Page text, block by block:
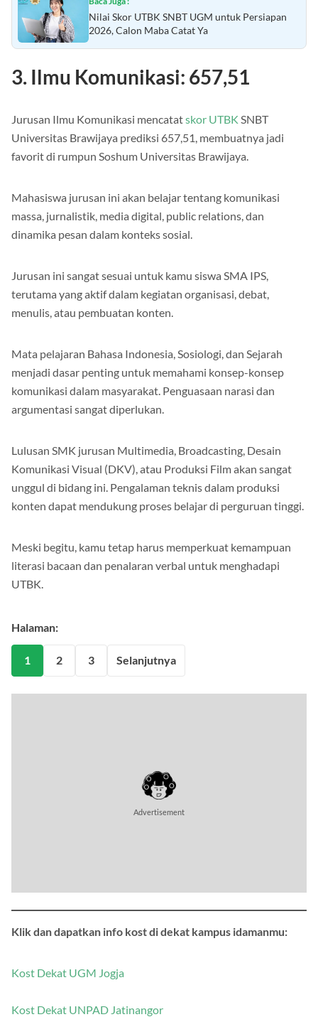
Nilai Skor UTBK SNBT UGM untuk Persiapan
2026, Calon Maba Catat Ya
3. Ilmu Komunikasi: 657,51
Jurusan Ilmu Komunikasi mencatatskor UTBK SNBT
Universitas Brawijaya prediksi 657,51, membuatnya jadi
favorit di rumpun Soshum Universitas Brawijaya.
Mahasiswa jurusan ini akan belajar tentang komunikasi
massa, jurnalistik, media digital, public relations, dan
dinamika pesan dalam konteks sosial.
Jurusan ini sangat sesuai untuk kamu siswa SMA IPS,
terutama yang aktif dalam kegiatan organisasi, debat,
menulis, atau pembuatan konten.
Mata pelajaran Bahasa Indonesia, Sosiologi, dan Sejarah
menjadi dasar penting untuk memahami konsep-konsep
komunikasi dalam masyarakat. Penguasaan narasi dan
argumentasi sangat diperlukan.
Lulusan SMK jurusan Multimedia, Broadcasting, Desain
Komunikasi Visual (DKV), atau Produksi Film akan sangat
unggul di bidang ini. Pengalaman teknis dalam produksi
konten dapat mendukung proses belajar di perguruan tinggi.
Meski begitu, kamu tetap harus memperkuat kemampuan
literasi bacaan dan penalaran verbal untuk menghadapi
UTBK.
Halaman:
1 2 3 Selanjutnya
Advertisement
Klik dan dapatkan info kost di dekat kampus idamanmu:
Kost Dekat UGM Jogja
Kost Dekat UNPAD Jatinangor